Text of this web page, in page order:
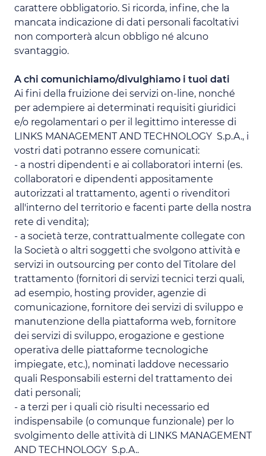
carattere obbligatorio. Si ricorda, infine, che la
mancata indicazione di dati personali facoltativi
non comporterà alcun obbligo né alcuno
svantaggio.
A chi comunichiamo/divulghiamo i tuoi dati
Ai fini della fruizione dei servizi on-line, nonché
per adempiere ai determinati requisiti giuridici
e/o regolamentari o per il legittimo interesse di
LINKS MANAGEMENT AND TECHNOLOGY S.p.A., i
vostri dati potranno essere comunicati:
- a nostri dipendenti e ai collaboratori interni (es.
collaboratori e dipendenti appositamente
autorizzati al trattamento, agenti o rivenditori
all'interno del territorio e facenti parte della nostra
rete di vendita);
- a società terze, contrattualmente collegate con
la Società o altri soggetti che svolgono attività e
servizi in outsourcing per conto del Titolare del
trattamento (fornitori di servizi tecnici terzi quali,
ad esempio, hosting provider, agenzie di
comunicazione, fornitore dei servizi di sviluppo e
manutenzione della piattaforma web, fornitore
dei servizi di sviluppo, erogazione e gestione
operativa delle piattaforme tecnologiche
impiegate, etc.), nominati laddove necessario
quali Responsabili esterni del trattamento dei
dati personali;
- a terzi per i quali ciò risulti necessario ed
indispensabile (o comunque funzionale) per lo
svolgimento delle attività di LINKS MANAGEMENT
AND TECHNOLOGY S.p.A..